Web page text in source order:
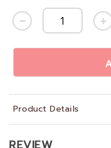
Product Details